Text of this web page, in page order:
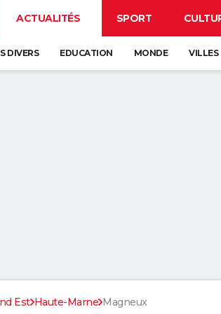
ACTUALITÉS SPORT
DIVERS EDUCATION MONDE VILLES
Est Haute-Marne Magneux